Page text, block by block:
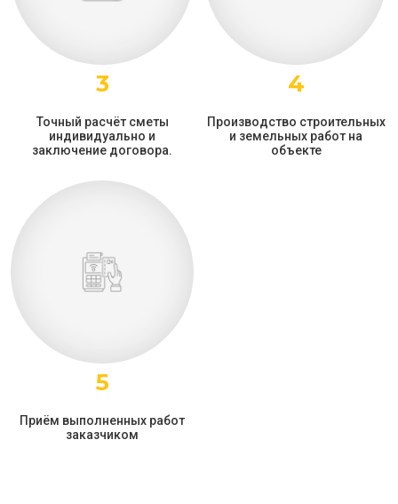
3
Точный расчёт сметы
индивидуально и
заключение договора.
4
Производство строительных
и земельных работ на
объекте
5
Приём выполненных работ
заказчиком